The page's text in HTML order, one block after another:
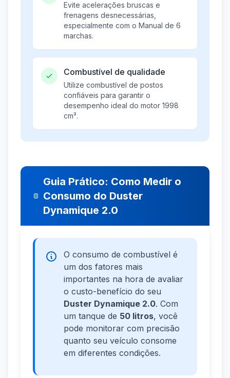
Evite acelerações bruscas e
frenagens desnecessárias,
especialmente com o Manual de 6
marchas.
Combustível de qualidade
Utilize combustível de postos
confiáveis para garantir o
desempenho ideal do motor 1998
cm³.
Guia Prático: Como Medir o
Consumo do Duster
Dynamique 2.0
O consumo de combustível é
um dos fatores mais
importantes na hora de avaliar
o custo-benefício do seu
Duster Dynamique 2.0. Com
um tanque de 50 litros, você
pode monitorar com precisão
quanto seu veículo consome
em diferentes condições.